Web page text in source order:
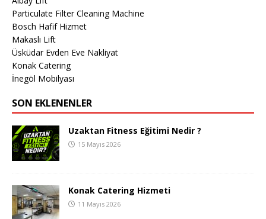
Particulate Filter Cleaning Machine
Bosch Hafif Hizmet
Makaslı Lift
Üsküdar Evden Eve Nakliyat
Konak Catering
İnegöl Mobilyası
SON EKLENENLER
Uzaktan Fitness Eğitimi Nedir ?
15 Mayıs 2026
Konak Catering Hizmeti
11 Mayıs 2026